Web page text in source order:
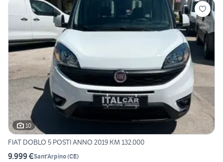
10
FIAT DOBLO 5 POSTI ANNO 2019 KM 132.000
9.999 €Sant'Arpino(CE)